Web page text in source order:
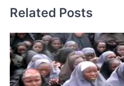
Related Posts